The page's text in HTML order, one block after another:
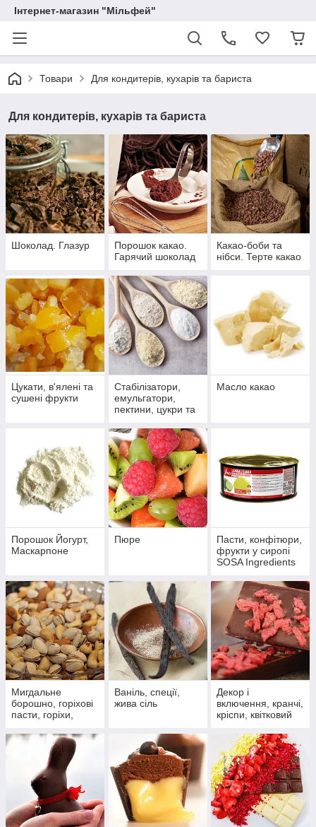
Інтернет-магазин "Мільфей"
Товари Для кондитерів, кухарів та бариста
Для кондитерів, кухарів та бариста
Шоколад. Глазур
Порошок какао.
Гарячий шоколад
Какао-боби та
нібси. Терте какао
Цукати, в'ялені та
сушені фрукти
Стабілізатори,
емульгатори,
пектини, цукри та
Масло какао
Порошок Йогурт,
Маскарпоне
Пюре
Пасти, конфітюри,
фрукти у сиропі
SOSA Ingredients
Мигдальне
борошно, горіхові
пасти, горіхи,
Ваніль, спеції,
жива сіль
Декор і
включення, кранчі,
кріспи, квітковий